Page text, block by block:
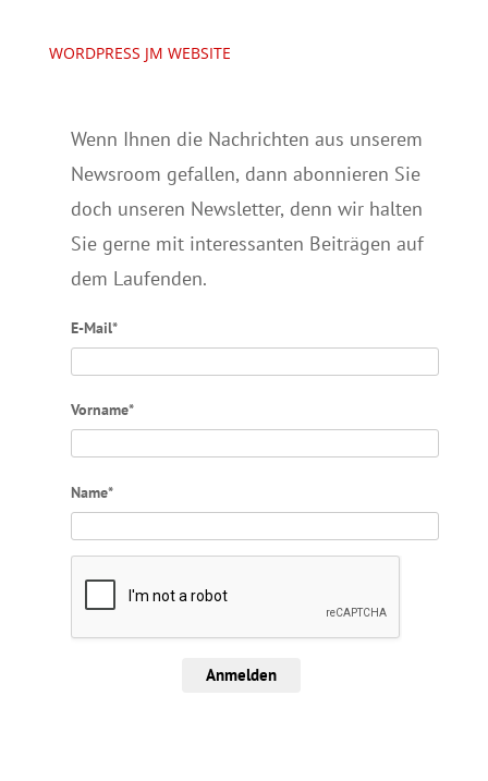
WORDPRESS JM WEBSITE
Wenn Ihnen die Nachrichten aus unserem
Newsroom gefallen, dann abonnieren Sie
doch unseren Newsletter, denn wir halten
Sie gerne mit interessanten Beiträgen auf
dem Laufenden.
E-Mail*
Vorname*
Name*
Anmelden